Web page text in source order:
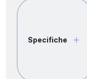
Specifiche